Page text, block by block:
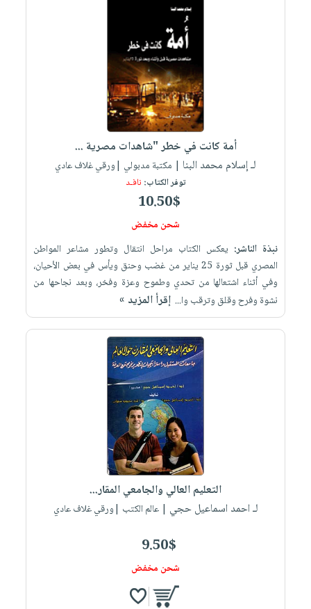
أمة كانت في خطر "شاهدات مصرية ...
لـ إسلام محمد البنا | مكتبة مدبولي |ورقي غلاف عادي
توفر الكتاب: نافـد
10.50$
شحن مخفض
نبذة الناشر: يعكس الكتاب مراحل انتقال وتطور مشاعر المواطن
المصري قبل ثورة 25 يناير من غضب وحنق ويأس في بعض الأحيان،
وفي أثناء اشتعالها من تحدي وطموح وعزة وفخر، وبعد نجاحها من
نشوة وفرح وقلق وترقب وا... إقرأ المزيد »
التعليم العالي والجامعي المقار...
لـ احمد اسماعيل حجي | عالم الكتب |ورقي غلاف عادي
9.50$
شحن مخفض